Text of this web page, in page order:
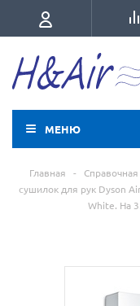
МЕНЮ
Главная -
сушилок для рук Dyson
White. На